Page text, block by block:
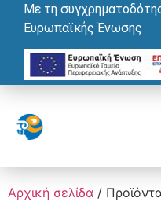
Με τη
Ευρωπαϊκής Ένωσης
Αρχική σελίδα /